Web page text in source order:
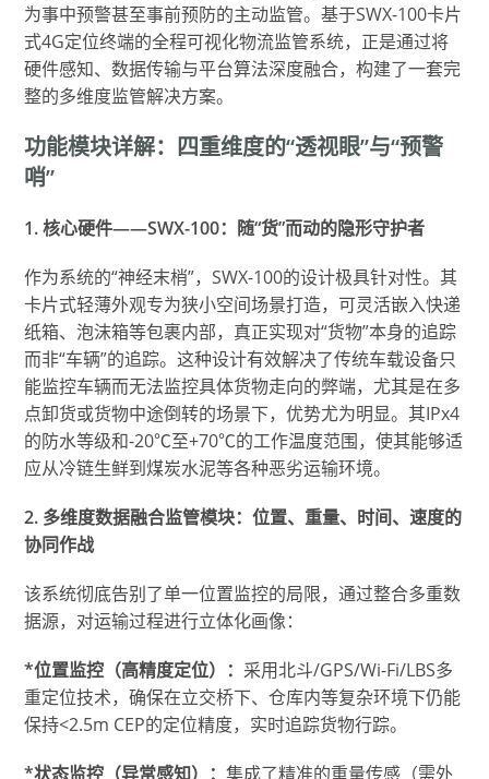
为事中预警甚至事前预防的主动监管。基于SWX-100卡片
式4G定位终端的全程可视化物流监管系统，正是通过将
硬件感知、数据传输与平台算法深度融合，构建了一套完
整的多维度监管解决方案。
功能模块详解：四重维度的“透视眼”与“预警
哨”
1. 核心硬件——SWX-100：随“货”而动的隐形守护者
作为系统的“神经末梢”，SWX-100的设计极具针对性。其
卡片式轻薄外观专为狭小空间场景打造，可灵活嵌入快递
纸箱、泡沫箱等包裹内部，真正实现对“货物”本身的追踪
而非“车辆”的追踪。这种设计有效解决了传统车载设备只
能监控车辆而无法监控具体货物走向的弊端，尤其是在多
点卸货或货物中途倒转的场景下，优势尤为明显。其IPx4
的防水等级和-20℃至+70℃的工作温度范围，使其能够适
应从冷链生鲜到煤炭水泥等各种恶劣运输环境。
2. 多维度数据融合监管模块：位置、重量、时间、速度的
协同作战
该系统彻底告别了单一位置监控的局限，通过整合多重数
据源，对运输过程进行立体化画像：
*位置监控（高精度定位）： 采用北斗/GPS/Wi-Fi/LBS多
重定位技术，确保在立交桥下、仓库内等复杂环境下仍能
保持<2.5m CEP的定位精度，实时追踪货物行踪。
*状态监控（异常感知）：集成了精准的重量传感（需外